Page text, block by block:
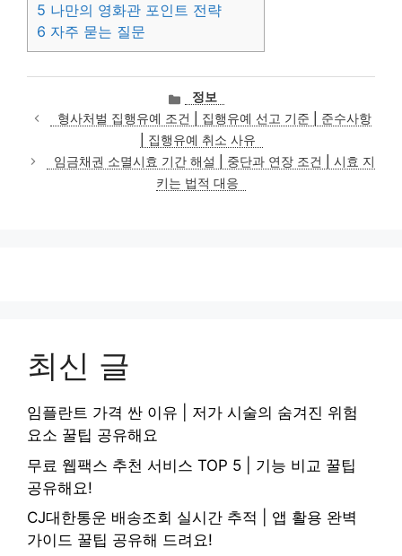
5 나만의 영화관 포인트 전략
6 자주 묻는 질문
카
테
고
리
정보
형사처벌 집행유예 조건 | 집행유예 선고 기준 | 준수사항
| 집행유예 취소 사유
임금채권 소멸시효 기간 해설 | 중단과 연장 조건 | 시효 지
키는 법적 대응
최신 글
임플란트 가격 싼 이유 | 저가 시술의 숨겨진 위험
요소 꿀팁 공유해요
무료 웹팩스 추천 서비스 TOP 5 | 기능 비교 꿀팁
공유해요!
CJ대한통운 배송조회 실시간 추적 | 앱 활용 완벽
가이드 꿀팁 공유해 드려요!